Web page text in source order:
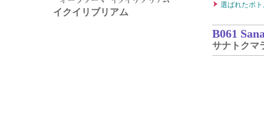
イクイリブリアム
選ばれたボ
B061
サナトクマ